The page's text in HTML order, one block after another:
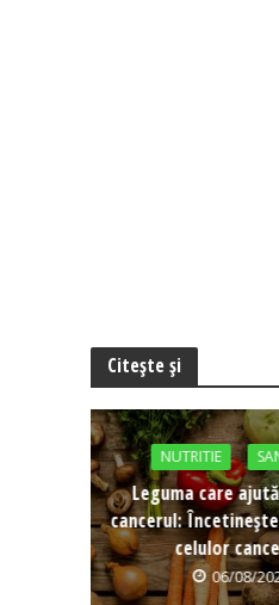
Citește și
NUTRITIE
Leguma care
cancerul:
celulor
06/08/